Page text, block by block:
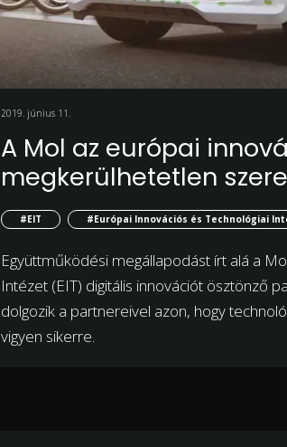
2019. június 11.
A Mol az európai
megkerülhetetlen
#EIT #Európai Innovációs és Technológiai
Együttműködési megállapodást írt alá a
Intézet (EIT) digitális innovációt ösztönző
dolgozik a partnereivel azon, hogy
vigyen sikerre.